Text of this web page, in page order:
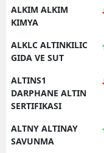
ALKIM ALKIM
KIMYA
ALKLC ALTINKILIC
GIDA VE SUT
ALTINS1
DARPHANE ALTIN
SERTIFIKASI
ALTNY ALTINAY
SAVUNMA